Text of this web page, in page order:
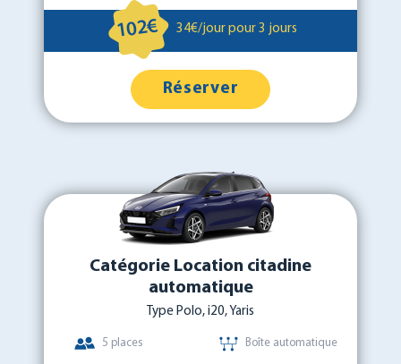
102€ 34€/jour pour 3 jours
Réserver
Catégorie Location citadine
automatique
Type Polo, i20, Yaris
5 places Boîte automatique